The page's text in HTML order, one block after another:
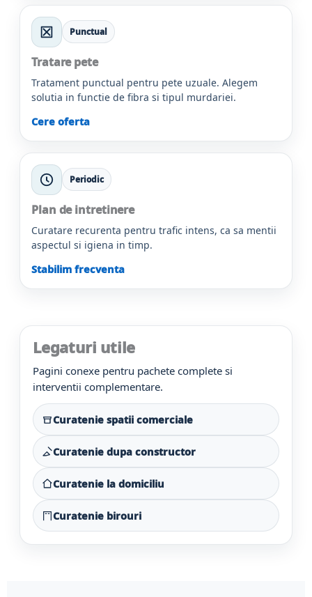
Punctual
Tratare pete
Tratament punctual pentru pete uzuale. Alegem
solutia in functie de fibra si tipul murdariei.
Cere oferta
Periodic
Plan de intretinere
Curatare recurenta pentru trafic intens, ca sa mentii
aspectul si igiena in timp.
Stabilim frecventa
Legaturi utile
Pagini conexe pentru pachete complete si
interventii complementare.
Curatenie spatii comerciale
Curatenie dupa constructor
Curatenie la domiciliu
Curatenie birouri